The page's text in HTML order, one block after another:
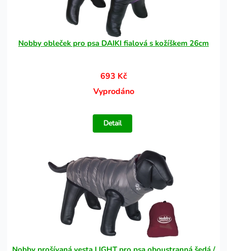
Nobby obleček pro psa DAIKI fialová s kožíškem 26cm
693 Kč
Vyprodáno
Detail